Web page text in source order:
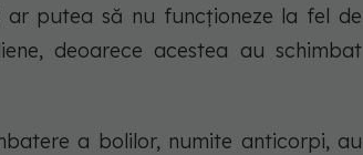
putea să nu funcționeze la fel de
deoarece acestea au schimbat
a bolilor, numite anticorpi, au